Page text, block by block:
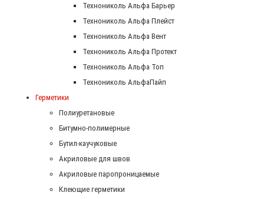
Технониколь Альфа Барьер
Технониколь Альфа Плейст
Технониколь Альфа Вент
Технониколь Альфа Протект
Технониколь Альфа Топ
Технониколь АльфаПайп
Герметики
Полиуретановые
Битумно-полимерные
Бутил-каучуковые
Акриловые для швов
Акриловые паропроницаемые
Клеющие герметики